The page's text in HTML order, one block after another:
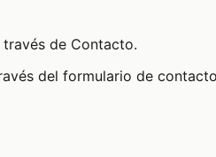
través de Contacto.
del formulario de